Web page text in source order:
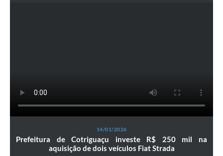
14/01/2026
Prefeitura de Cotriguaçu investe R$ 250 mil na
aquisição de dois veículos Fiat Strada